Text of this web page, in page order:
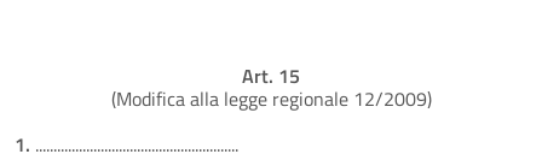
Art. 15
(Modifica alla legge regionale 12/2009)
1. ........................................................